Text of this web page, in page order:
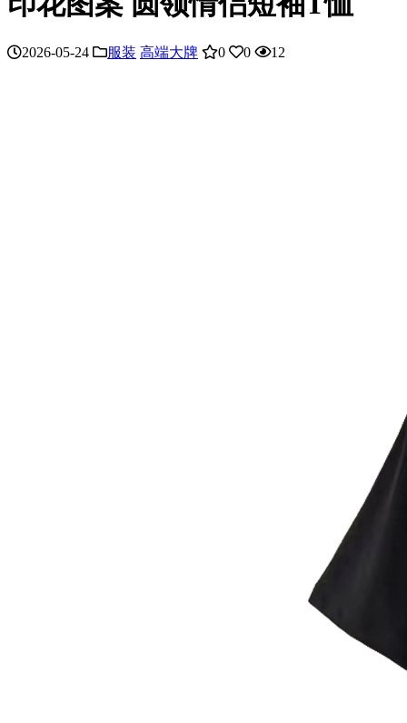
2026-05-24 服装 高端大牌 0 0 12